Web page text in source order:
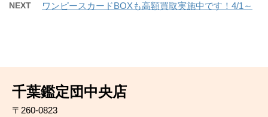
NEXT ワンピースカードBOXも高額買取実施中です！4/1～
千葉鑑定団中央店
〒260-0823